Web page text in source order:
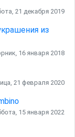
21 декабря 2019
из
16 января 2018
21 февраля 2020
15 января 2022